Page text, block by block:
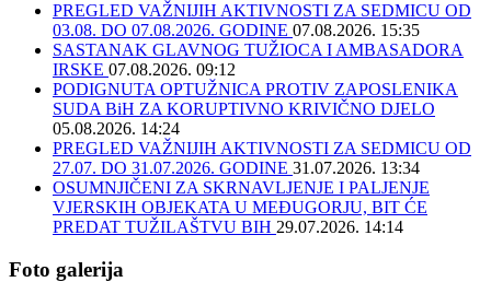
PREGLED VAŽNIJIH AKTIVNOSTI ZA SEDMICU OD
03.08. DO 07.08.2026. GODINE 07.08.2026. 15:35
SASTANAK GLAVNOG TUŽIOCA I AMBASADORA
IRSKE 07.08.2026. 09:12
PODIGNUTA OPTUŽNICA PROTIV ZAPOSLENIKA
SUDA BiH ZA KORUPTIVNO KRIVIČNO DJELO
05.08.2026. 14:24
PREGLED VAŽNIJIH AKTIVNOSTI ZA SEDMICU OD
27.07. DO 31.07.2026. GODINE 31.07.2026. 13:34
OSUMNJIČENI ZA SKRNAVLJENJE I PALJENJE
VJERSKIH OBJEKATA U MEĐUGORJU, BIT ĆE
PREDAT TUŽILAŠTVU BIH 29.07.2026. 14:14
Foto galerija